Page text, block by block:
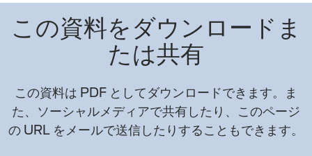
この資料をダウンロードま
たは共有
この資料は PDF としてダウンロードできます。ま
た、ソーシャルメディアで共有したり、このページ
の URL をメールで送信したりすることもできます。